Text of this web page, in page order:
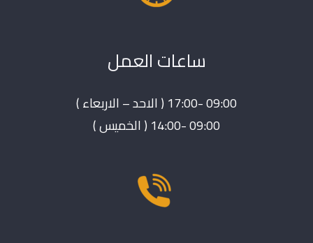
ساعات العمل
09:00 -17:00 ( الاحد – الاربعاء )
09:00 -14:00 ( الخميس )